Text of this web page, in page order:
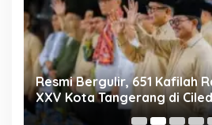
Resmi Bergulir, 651 Kafilah
XXV Kota Tangerang di